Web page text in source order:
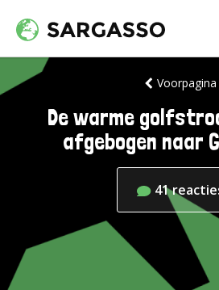
Voorpagina
De warme
afgebogen naar
41